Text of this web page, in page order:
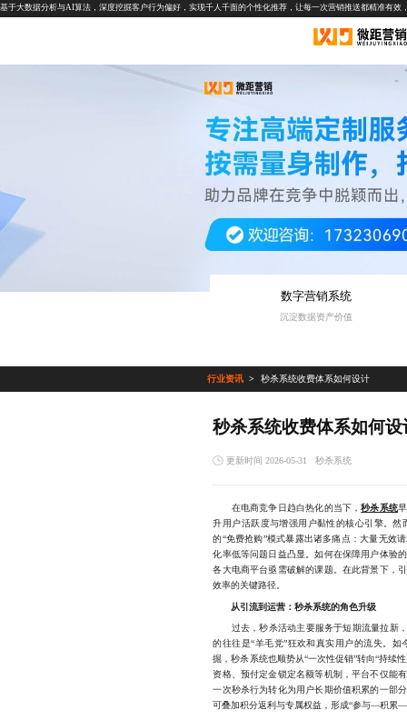
基于大数据分析与AI算法，深度挖掘客户行为偏好，实现千人千面的个性化推荐，让每一次营销推送都精准有效
数字营销系统
沉淀数据资产价值
行业资讯 秒杀系统收费体系如何设计
秒杀系统收费体系如何设
更新时间 2026-05-31 秒杀系统
在电商竞争日趋白热化的当下，秒杀系统
升用户活跃度与增强用户黏性的核心引擎。
的“免费抢购”模式暴露出诸多痛点：大量无效
化率低等问题日益凸显。如何在保障用户体验
各大电商平台亟需破解的课题。在此背景下，
效率的关键路径。
从引流到运营：秒杀系统的角色升级
过去，秒杀活动主要服务于短期流量拉新，
的往往是“羊毛党”狂欢和真实用户的流失。
掘，秒杀系统也顺势从“一次性促销”转向“持续
资格、预付定金锁定名额等机制，平台不仅能
一次秒杀行为转化为用户长期价值积累的一部
可叠加积分返利与专属权益，形成“参与—积累